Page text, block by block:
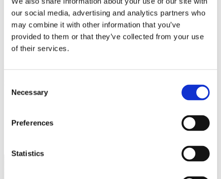
our social media, advertising and analytics partners who
may combine it with other information that you’ve
provided to them or that they’ve collected from your use
of their services.
Selection
Necessary
Preferences
Statistics